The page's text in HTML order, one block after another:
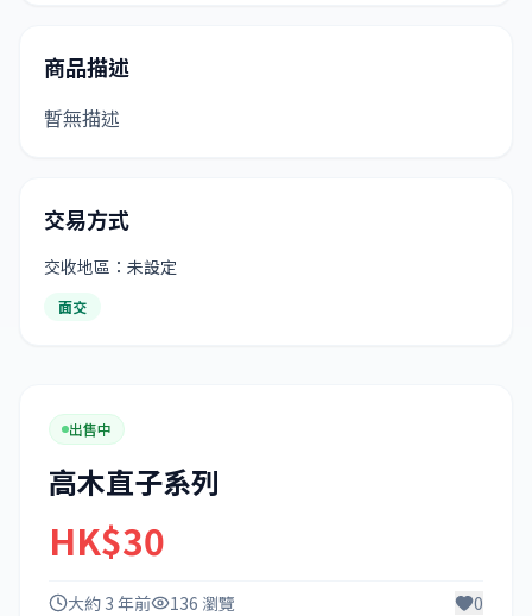
商品描述
暫無描述
交易方式
交收地區：未設定
面交
出售中
高木直子系列
HK$30
大約 3 年前 136 瀏覽 0